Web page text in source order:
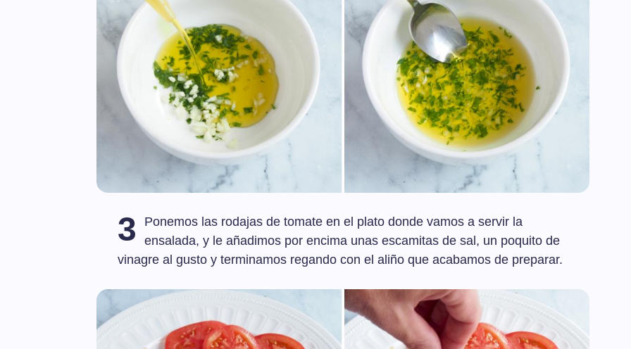
3
Ponemos las rodajas de tomate en el plato donde vamos a servir la
ensalada, y le añadimos por encima unas escamitas de sal, un poquito de
vinagre al gusto y terminamos regando con el aliño que acabamos de preparar.